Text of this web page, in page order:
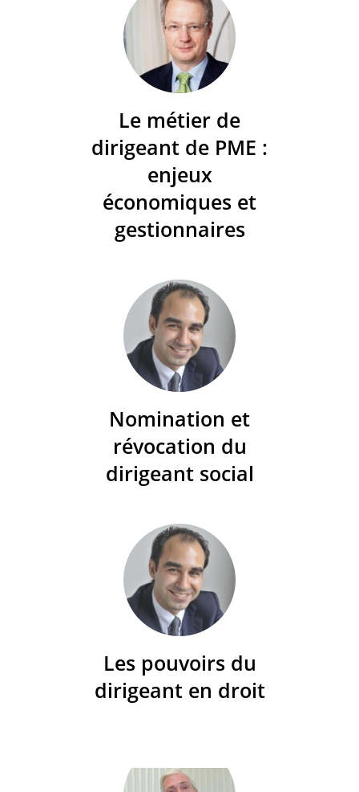
Le métier de
dirigeant de PME :
enjeux
économiques et
gestionnaires
Nomination et
révocation du
dirigeant social
Les pouvoirs du
dirigeant en droit